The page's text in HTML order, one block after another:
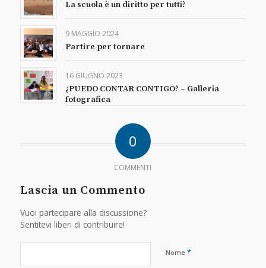
La scuola è un diritto per tutti?
9 MAGGIO 2024
Partire per tornare
16 GIUGNO 2023
¿PUEDO CONTAR CONTIGO? – Galleria
fotografica
0
COMMENTI
Lascia un Commento
Vuoi partecipare alla discussione?
Sentitevi liberi di contribuire!
Nome *